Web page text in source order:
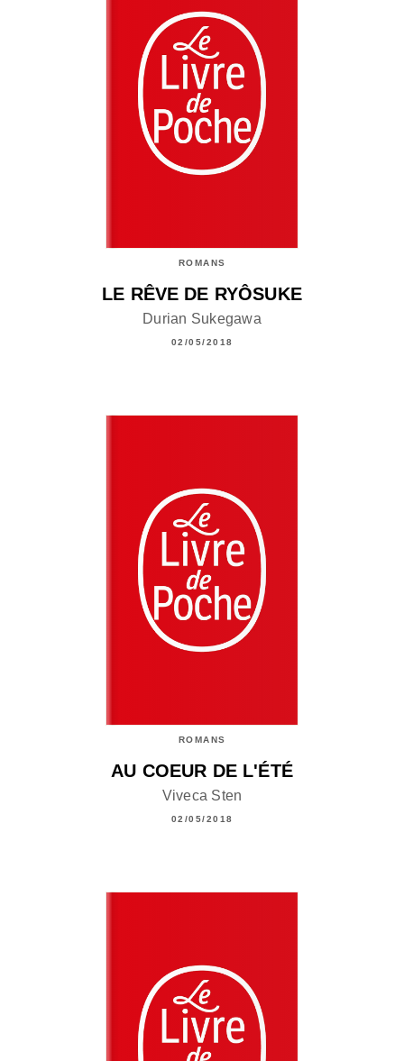
ROMANS
LE RÊVE DE RYÔSUKE
Durian Sukegawa
02/05/2018
ROMANS
AU COEUR DE L'ÉTÉ
Viveca Sten
02/05/2018